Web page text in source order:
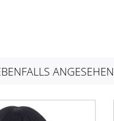
ANGESEHEN